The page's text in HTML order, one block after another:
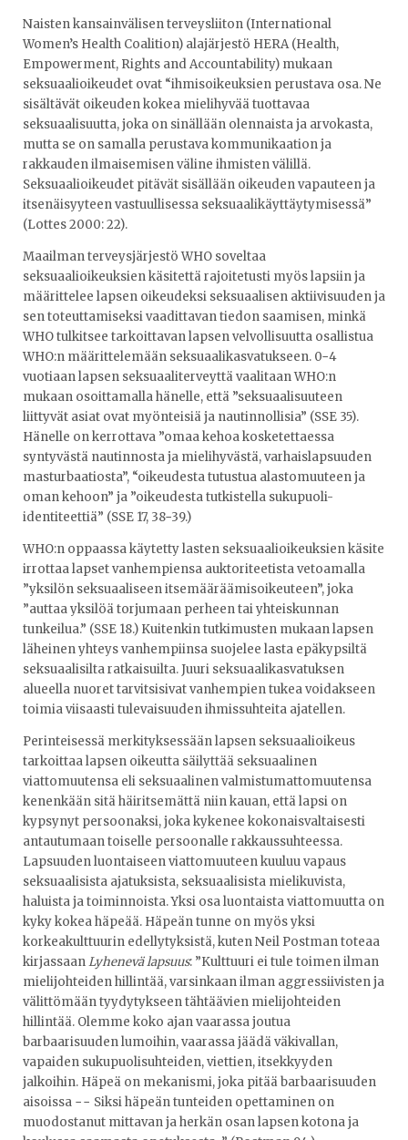
Naisten kansainvälisen terveysliiton (International
Women’s Health Coalition) alajärjestö HERA (Health,
Empowerment, Rights and Accountability) mukaan
seksuaalioikeudet ovat “ihmisoikeuksien perustava osa. Ne
sisältävät oikeuden kokea mielihyvää tuottavaa
seksuaalisuutta, joka on sinällään olennaista ja arvokasta,
mutta se on samalla perustava kommunikaation ja
rakkauden ilmaisemisen väline ihmisten välillä.
Seksuaalioikeudet pitävät sisällään oikeuden vapauteen ja
itsenäisyyteen vastuullisessa seksuaalikäyttäytymisessä”
(Lottes 2000: 22).
Maailman terveysjärjestö WHO soveltaa
seksuaalioikeuksien käsitettä rajoitetusti myös lapsiin ja
määrittelee lapsen oikeudeksi seksuaalisen aktiivisuuden ja
sen toteuttamiseksi vaadittavan tiedon saamisen, minkä
WHO tulkitsee tarkoittavan lapsen velvollisuutta osallistua
WHO:n määrittelemään seksuaalikasvatukseen. 0−4
vuotiaan lapsen seksuaaliterveyttä vaalitaan WHO:n
mukaan osoittamalla hänelle, että ”seksuaalisuuteen
liittyvät asiat ovat myönteisiä ja nautinnollisia” (SSE 35).
Hänelle on kerrottava ”omaa kehoa kosketettaessa
syntyvästä nautinnosta ja mielihyvästä, varhaislapsuuden
masturbaatiosta”, “oikeudesta tutustua alastomuuteen ja
oman kehoon” ja ”oikeudesta tutkistella sukupuoli-
identiteettiä” (SSE 17, 38−39.)
WHO:n oppaassa käytetty lasten seksuaalioikeuksien käsite
irrottaa lapset vanhempiensa auktoriteetista vetoamalla
”yksilön seksuaaliseen itsemääräämisoikeuteen”, joka
”auttaa yksilöä torjumaan perheen tai yhteiskunnan
tunkeilua.” (SSE 18.) Kuitenkin tutkimusten mukaan lapsen
läheinen yhteys vanhempiinsa suojelee lasta epäkypsiltä
seksuaalisilta ratkaisuilta. Juuri seksuaalikasvatuksen
alueella nuoret tarvitsisivat vanhempien tukea voidakseen
toimia viisaasti tulevaisuuden ihmissuhteita ajatellen.
Perinteisessä merkityksessään lapsen seksuaalioikeus
tarkoittaa lapsen oikeutta säilyttää seksuaalinen
viattomuutensa eli seksuaalinen valmistumattomuutensa
kenenkään sitä häiritsemättä niin kauan, että lapsi on
kypsynyt persoonaksi, joka kykenee kokonaisvaltaisesti
antautumaan toiselle persoonalle rakkaussuhteessa.
Lapsuuden luontaiseen viattomuuteen kuuluu vapaus
seksuaalisista ajatuksista, seksuaalisista mielikuvista,
haluista ja toiminnoista. Yksi osa luontaista viattomuutta on
kyky kokea häpeää. Häpeän tunne on myös yksi
korkeakulttuurin edellytyksistä, kuten Neil Postman toteaa
kirjassaanLyhenevä lapsuus: ”Kulttuuri ei tule toimen ilman
mielijohteiden hillintää, varsinkaan ilman aggressiivisten ja
välittömään tyydytykseen tähtäävien mielijohteiden
hillintää. Olemme koko ajan vaarassa joutua
barbaarisuuden lumoihin, vaarassa jäädä väkivallan,
vapaiden sukupuolisuhteiden, viettien, itsekkyyden
jalkoihin. Häpeä on mekanismi, joka pitää barbaarisuuden
aisoissa −− Siksi häpeän tunteiden opettaminen on
muodostanut mittavan ja herkän osan lapsen kotona ja